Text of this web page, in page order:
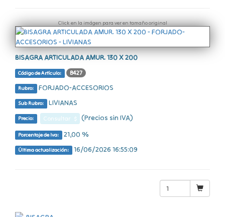
Click en la imágen para ver en tamaño original
BISAGRA ARTICULADA AMUR. 130 X 200
Código de Artículo: B427
Rubro: FORJADO-ACCESORIOS
Sub Rubro: LIVIANAS
Precio: Consultar $ (Precios sin IVA)
Porcentaje de Iva: 21,00 %
Última actualización: 16/06/2026 16:55:09